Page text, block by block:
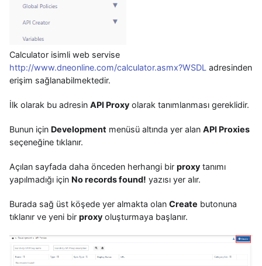
Calculator isimli web servise
http://www.dneonline.com/calculator.asmx?WSDL adresinden
erişim sağlanabilmektedir.
İlk olarak bu adresin API Proxy olarak tanımlanması gereklidir.
Bunun için Development menüsü altında yer alan API Proxies
seçeneğine tıklanır.
Açılan sayfada daha önceden herhangi bir proxy tanımı
yapılmadığı için No records found! yazısı yer alır.
Burada sağ üst köşede yer almakta olan Create butonuna
tıklanır ve yeni bir proxy oluşturmaya başlanır.